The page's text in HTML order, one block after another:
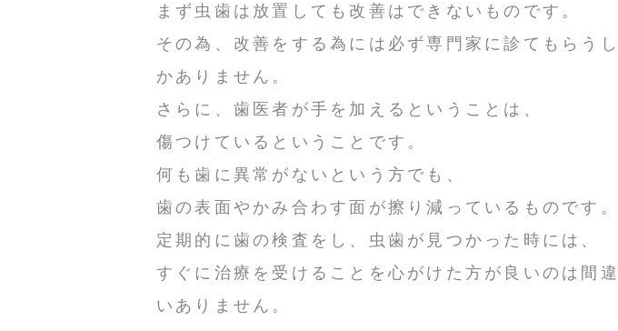
まず虫歯は放置しても改善はできないものです。
その為、改善をする為には必ず専門家に診てもらうし
かありません。
さらに、歯医者が手を加えるということは、
傷つけているということです。
何も歯に異常がないという方でも、
歯の表面やかみ合わす面が擦り減っているものです。
定期的に歯の検査をし、虫歯が見つかった時には、
すぐに治療を受けることを心がけた方が良いのは間違
いありません。